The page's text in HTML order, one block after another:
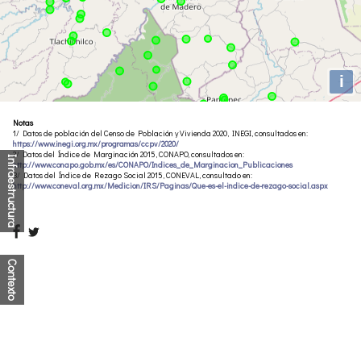
i
Notas
1/ Datos de población del Censo de Población y Vivienda 2020, INEGI, consultados en:
https://www.inegi.org.mx/programas/ccpv/2020/
2/ Datos del Índice de Marginación 2015, CONAPO, consultados en:
http://www.conapo.gob.mx/es/CONAPO/Indices_de_Marginacion_Publicaciones
3/ Datos del Índice de Rezago Social 2015, CONEVAL, consultado en:
http://www.coneval.org.mx/Medicion/IRS/Paginas/Que-es-el-indice-de-rezago-social.aspx
Contexto
Infraestructura